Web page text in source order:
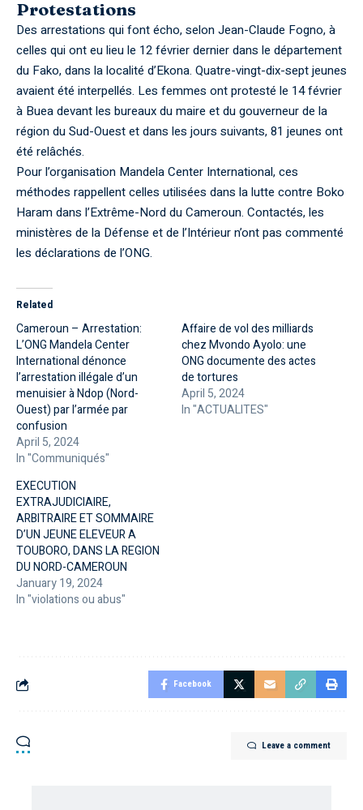
Protestations
Des arrestations qui font écho, selon Jean-Claude Fogno, à
celles qui ont eu lieu le 12 février dernier dans le département
du Fako, dans la localité d’Ekona. Quatre-vingt-dix-sept jeunes
avaient été interpellés. Les femmes ont protesté le 14 février
à Buea devant les bureaux du maire et du gouverneur de la
région du Sud-Ouest et dans les jours suivants, 81 jeunes ont
été relâchés.
Pour l’organisation Mandela Center International, ces
méthodes rappellent celles utilisées dans la lutte contre Boko
Haram dans l’Extrême-Nord du Cameroun. Contactés, les
ministères de la Défense et de l’Intérieur n’ont pas commenté
les déclarations de l’ONG.
Related
Cameroun – Arrestation:
L’ONG Mandela Center
International dénonce
l’arrestation illégale d’un
menuisier à Ndop (Nord-
Ouest) par l’armée par
confusion
April 5, 2024
In "Communiqués"
Affaire de vol des milliards
chez Mvondo Ayolo: une
ONG documente des actes
de tortures
April 5, 2024
In "ACTUALITES"
EXECUTION
EXTRAJUDICIAIRE,
ARBITRAIRE ET SOMMAIRE
D’UN JEUNE ELEVEUR A
TOUBORO, DANS LA REGION
DU NORD-CAMEROUN
January 19, 2024
In "violations ou abus"
Facebook
Leave a comment